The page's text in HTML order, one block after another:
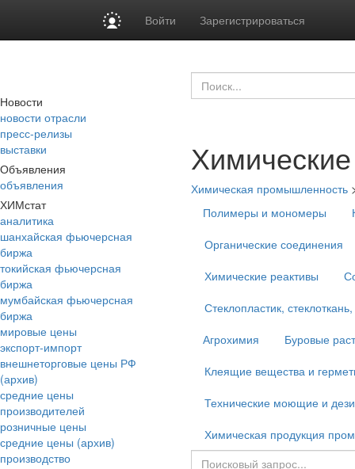
Войти Зарегистрироваться
Новости
новости отрасли
пресс-релизы
выставки
Объявления
объявления
ХИМстат
аналитика
шанхайская фьючерсная
биржа
токийская фьючерсная
биржа
мумбайская фьючерсная
биржа
мировые цены
экспорт-импорт
внешнеторговые цены РФ
(архив)
средние цены
производителей
розничные цены
средние цены (архив)
производство
Химическая промышленность
Полимеры и мономеры
Органические соединения
Химические реактивы
Стеклопластик,
Агрохимия
Буровые
Клеящие вещества и
Технические моющие и
Химическая продукция